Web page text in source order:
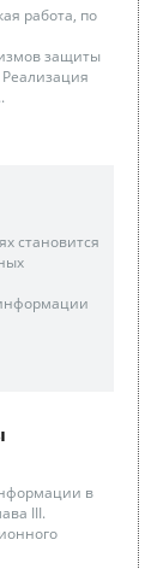
работа, по
защиты
становится
в
III.